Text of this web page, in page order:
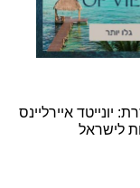
יונייטד איירליינס
לישראל